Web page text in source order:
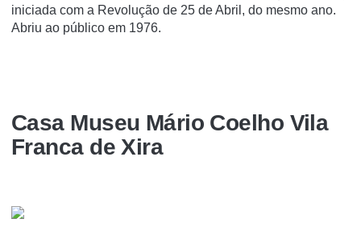
iniciada com a Revolução de 25 de Abril, do mesmo ano.
Abriu ao público em 1976.
Casa Museu Mário Coelho Vila
Franca de Xira